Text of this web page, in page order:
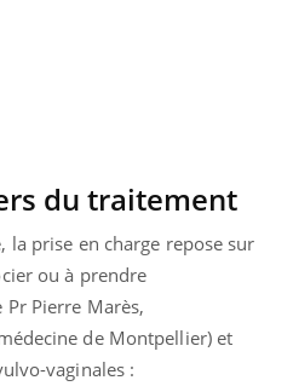
du traitement
la prise en charge repose sur
ou à prendre
Pierre Marès,
de Montpellier) et
vaginales :